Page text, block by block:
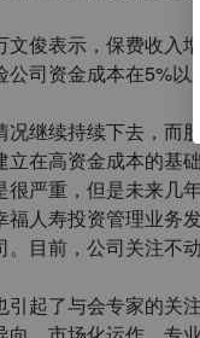
俊表示，保费收入
司资金成本在5%
继续持续下去，而
立在高资金成本的基
严重，但是未来几
人寿投资管理业务
目前，公司关注不
起了与会专家的关